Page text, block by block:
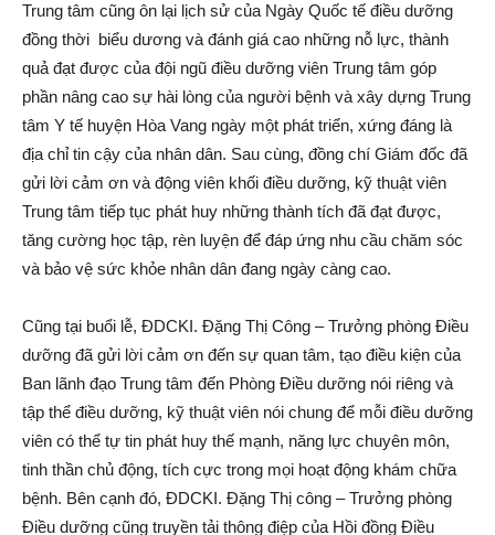
Trung tâm cũng ôn lại lịch sử của Ngày Quốc tế điều dưỡng
đồng thời biểu dương và đánh giá cao những nỗ lực, thành
quả đạt được của đội ngũ điều dưỡng viên Trung tâm góp
phần nâng cao sự hài lòng của người bệnh và xây dựng Trung
tâm Y tế huyện Hòa Vang ngày một phát triển, xứng đáng là
địa chỉ tin cậy của nhân dân. Sau cùng, đồng chí Giám đốc đã
gửi lời cảm ơn và động viên khối điều dưỡng, kỹ thuật viên
Trung tâm tiếp tục phát huy những thành tích đã đạt được,
tăng cường học tập, rèn luyện để đáp ứng nhu cầu chăm sóc
và bảo vệ sức khỏe nhân dân đang ngày càng cao.
Cũng tại buổi lễ, ĐDCKI. Đặng Thị Công – Trưởng phòng Điều
dưỡng đã gửi lời cảm ơn đến sự quan tâm, tạo điều kiện của
Ban lãnh đạo Trung tâm đến Phòng Điều dưỡng nói riêng và
tập thể điều dưỡng, kỹ thuật viên nói chung để mỗi điều dưỡng
viên có thể tự tin phát huy thế mạnh, năng lực chuyên môn,
tinh thần chủ động, tích cực trong mọi hoạt động khám chữa
bệnh. Bên cạnh đó, ĐDCKI. Đặng Thị công – Trưởng phòng
Điều dưỡng cũng truyền tải thông điệp của Hồi đồng Điều